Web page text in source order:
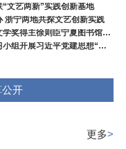
文艺两新”实践创新基地
浙宁两地共探文艺创新实践
“文学照亮生活”公益大讲堂丨大咖来了！茅盾文学奖得主徐则臣宁夏图书馆开讲
自治区文联党组理论学习中心组与青年理论学习小组开展习近平党建思想“领学联学”活动
开
更多>